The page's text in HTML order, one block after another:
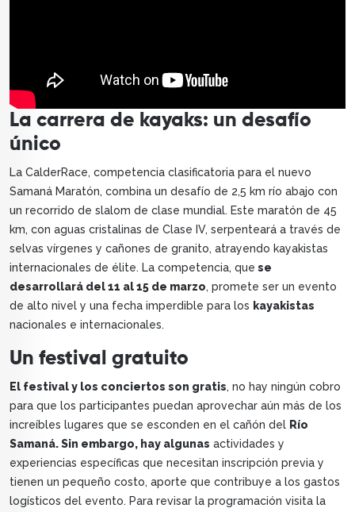
La carrera de kayaks: un desafío
único
La CalderRace, competencia clasificatoria para el nuevo
Samaná Maratón, combina un desafío de 2,5 km río abajo con
un recorrido de slalom de clase mundial. Este maratón de 45
km, con aguas cristalinas de Clase IV, serpenteará a través de
selvas vírgenes y cañones de granito, atrayendo kayakistas
internacionales de élite. La competencia, que se
desarrollará del 11 al 15 de marzo, promete ser un evento
de alto nivel y una fecha imperdible para los kayakistas
nacionales e internacionales.
Un festival gratuito
El festival y los conciertos son gratis, no hay ningún cobro
para que los participantes puedan aprovechar aún más de los
increíbles lugares que se esconden en el cañón del Río
Samaná. Sin embargo, hay algunas actividades y
experiencias específicas que necesitan inscripción previa y
tienen un pequeño costo, aporte que contribuye a los gastos
logísticos del evento. Para revisar la programación visita la